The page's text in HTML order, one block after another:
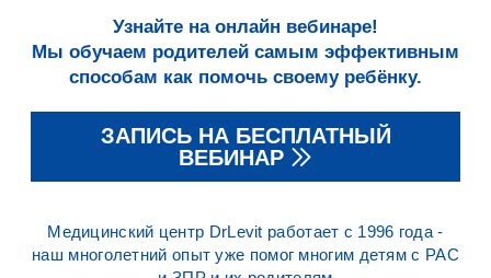
Узнайте на онлайн вебинаре!
Мы обучаем родителей самым эффективным
способам как помочь своему ребёнку.
ЗАПИСЬ НА БЕСПЛАТНЫЙ
ВЕБИНАР
Медицинский центр DrLevit работает с 1996 года -
наш многолетний опыт уже помог многим детям с РАС